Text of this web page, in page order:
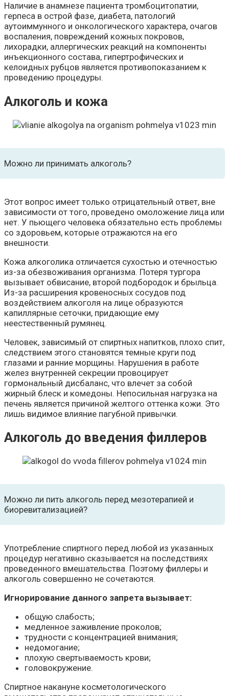
Наличие в анамнезе пациента тромбоцитопатии,
герпеса в острой фазе, диабета, патологий
аутоиммунного и онкологического характера, очагов
воспаления, повреждений кожных покровов,
лихорадки, аллергических реакций на компоненты
инъекционного состава, гипертрофических и
келоидных рубцов является противопоказанием к
проведению процедуры.
Алкоголь и кожа
Можно ли принимать алкоголь?
Этот вопрос имеет только отрицательный ответ, вне
зависимости от того, проведено омоложение лица или
нет. У пьющего человека обязательно есть проблемы
со здоровьем, которые отражаются на его
внешности.
Кожа алкоголика отличается сухостью и отечностью
из-за обезвоживания организма. Потеря тургора
вызывает обвисание, второй подбородок и брыльца.
Из-за расширения кровеносных сосудов под
воздействием алкоголя на лице образуются
капиллярные сеточки, придающие ему
неестественный румянец.
Человек, зависимый от спиртных напитков, плохо спит,
следствием этого становятся темные круги под
глазами и ранние морщины. Нарушения в работе
желез внутренней секреции провоцирует
гормональный дисбаланс, что влечет за собой
жирный блеск и комедоны. Непосильная нагрузка на
печень является причиной желтого оттенка кожи. Это
лишь видимое влияние пагубной привычки.
Алкоголь до введения филлеров
Можно ли пить алкоголь перед мезотерапией и
биоревитализацией?
Употребление спиртного перед любой из указанных
процедур негативно сказывается на последствиях
проведенного вмешательства. Поэтому филлеры и
алкоголь совершенно не сочетаются.
Игнорирование данного запрета вызывает:
общую слабость;
медленное заживление проколов;
трудности с концентрацией внимания;
недомогание;
плохую свертываемость крови;
головокружение.
Спиртное накануне косметологического